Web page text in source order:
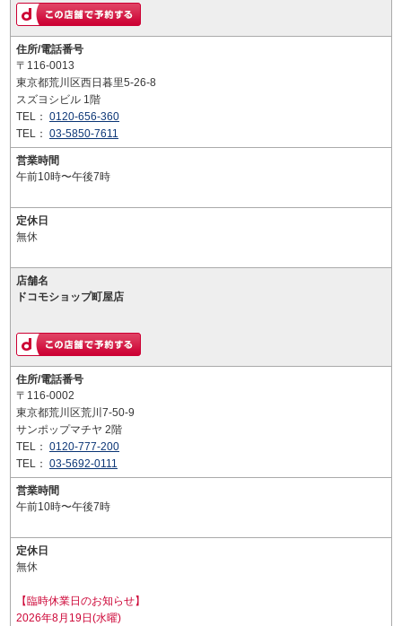
住所/電話番号
〒116-0013
東京都荒川区西日暮里5-26-8
スズヨシビル 1階
TEL： 0120-656-360
TEL： 03-5850-7611
営業時間
午前10時〜午後7時
定休日
無休
店舗名
ドコモショップ町屋店
住所/電話番号
〒116-0002
東京都荒川区荒川7-50-9
サンポップマチヤ 2階
TEL： 0120-777-200
TEL： 03-5692-0111
営業時間
午前10時〜午後7時
定休日
無休
【臨時休業日のお知らせ】
2026年8月19日(水曜)